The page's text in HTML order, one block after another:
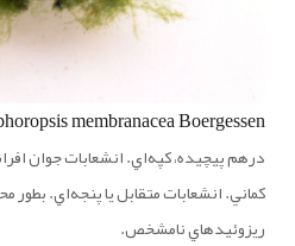
membranacea Boergessen /
درهم پيچيده، كپه‌اي. انشعابات جوان
كماني. انشعابات متقابل يا پنجه‌اي.
ريزوئيدهاي نامشخص.